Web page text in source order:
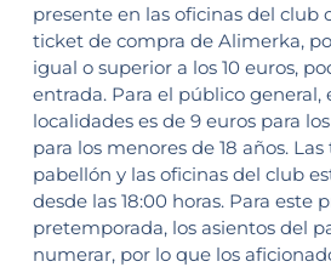
presente en las oficinas del club
ticket de compra de Alimerka,
igual o superior a los 10 euros,
entrada. Para el público general,
localidades es de 9 euros para
para los menores de 18 años.
pabellón y las oficinas del club
desde las 18:00 horas. Para este
pretemporada, los asientos del
numerar, por lo que los